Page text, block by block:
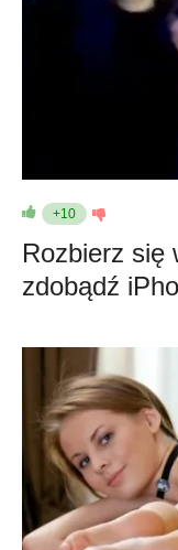
+10
Rozbierz się
zdobądź